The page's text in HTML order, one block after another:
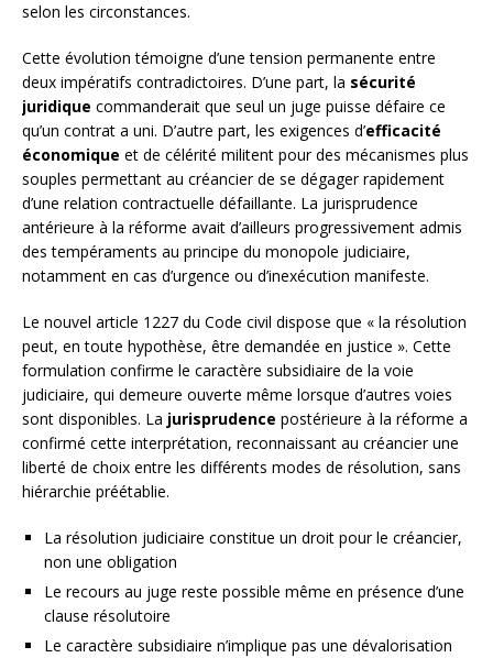
selon les circonstances.
Cette évolution témoigne d’une tension permanente entre
deux impératifs contradictoires. D’une part, la sécurité
juridique commanderait que seul un juge puisse défaire ce
qu’un contrat a uni. D’autre part, les exigences d’efficacité
économique et de célérité militent pour des mécanismes plus
souples permettant au créancier de se dégager rapidement
d’une relation contractuelle défaillante. La jurisprudence
antérieure à la réforme avait d’ailleurs progressivement admis
des tempéraments au principe du monopole judiciaire,
notamment en cas d’urgence ou d’inexécution manifeste.
Le nouvel article 1227 du Code civil dispose que « la résolution
peut, en toute hypothèse, être demandée en justice ». Cette
formulation confirme le caractère subsidiaire de la voie
judiciaire, qui demeure ouverte même lorsque d’autres voies
sont disponibles. La jurisprudence postérieure à la réforme a
confirmé cette interprétation, reconnaissant au créancier une
liberté de choix entre les différents modes de résolution, sans
hiérarchie préétablie.
La résolution judiciaire constitue un droit pour le créancier,
non une obligation
Le recours au juge reste possible même en présence d’une
clause résolutoire
Le caractère subsidiaire n’implique pas une dévalorisation